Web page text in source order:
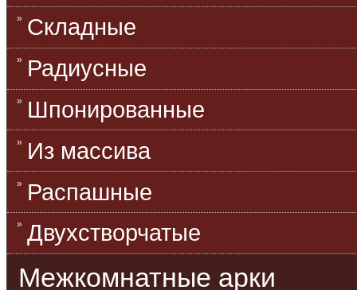
Складные
Радиусные
Шпонированные
Из массива
Распашные
Двухстворчатые
Межкомнатные арки